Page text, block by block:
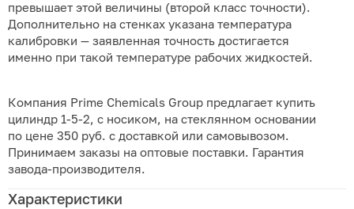
превышает этой величины (второй класс точности).
Дополнительно на стенках указана температура
калибровки — заявленная точность достигается
именно при такой температуре рабочих жидкостей.
Компания Prime Chemicals Group предлагает купить
цилиндр 1-5-2, с носиком, на стеклянном основании
по цене 350 руб. с доставкой или самовывозом.
Принимаем заказы на оптовые поставки. Гарантия
завода-производителя.
Характеристики